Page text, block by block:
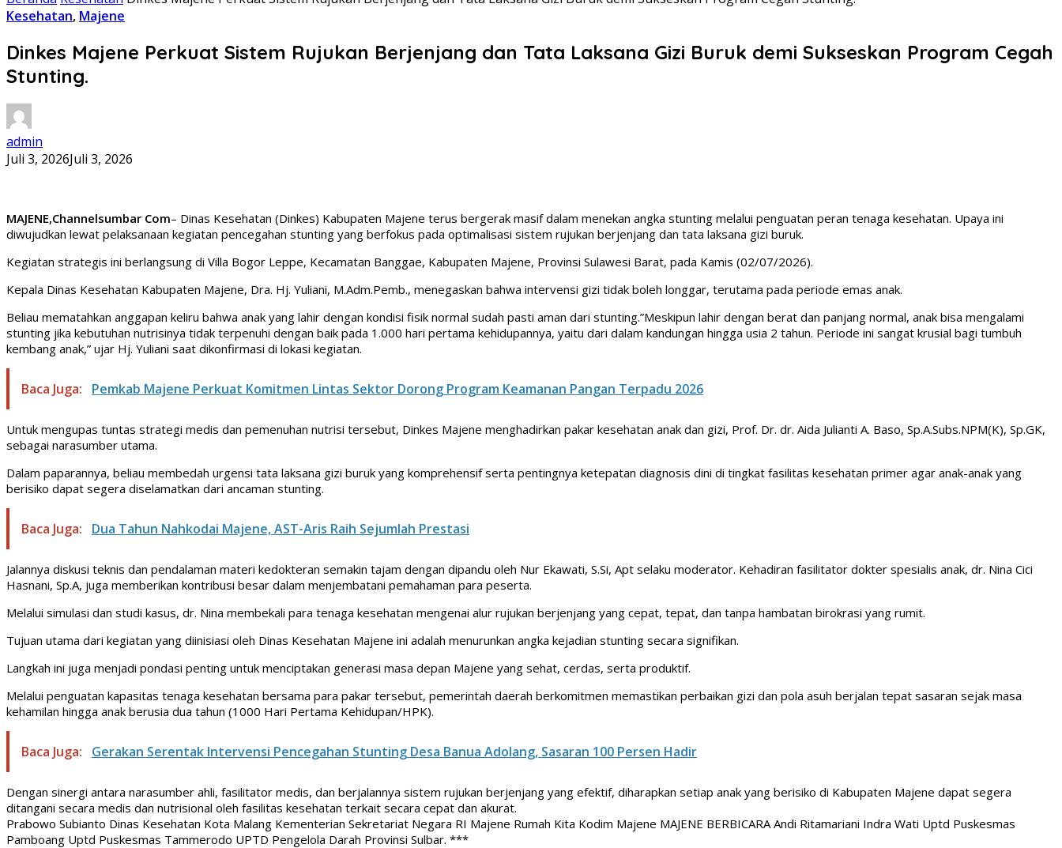
Kesehatan, Majene
Dinkes Majene Perkuat Sistem Rujukan Berjenjang dan Tata Laksana Gizi Buruk demi Sukseskan Program Cegah
Stunting.
admin
Juli 3, 2026Juli 3, 2026
MAJENE,Channelsumbar Com– Dinas Kesehatan (Dinkes) Kabupaten Majene terus bergerak masif dalam menekan angka stunting melalui penguatan peran tenaga kesehatan. Upaya ini
diwujudkan lewat pelaksanaan kegiatan pencegahan stunting yang berfokus pada optimalisasi sistem rujukan berjenjang dan tata laksana gizi buruk.
Kegiatan strategis ini berlangsung di Villa Bogor Leppe, Kecamatan Banggae, Kabupaten Majene, Provinsi Sulawesi Barat, pada Kamis (02/07/2026).
Kepala Dinas Kesehatan Kabupaten Majene, Dra. Hj. Yuliani, M.Adm.Pemb., menegaskan bahwa intervensi gizi tidak boleh longgar, terutama pada periode emas anak.
Beliau mematahkan anggapan keliru bahwa anak yang lahir dengan kondisi fisik normal sudah pasti aman dari stunting.”Meskipun lahir dengan berat dan panjang normal, anak bisa mengalami
stunting jika kebutuhan nutrisinya tidak terpenuhi dengan baik pada 1.000 hari pertama kehidupannya, yaitu dari dalam kandungan hingga usia 2 tahun. Periode ini sangat krusial bagi tumbuh
kembang anak,” ujar Hj. Yuliani saat dikonfirmasi di lokasi kegiatan.
Baca Juga: Pemkab Majene Perkuat Komitmen Lintas Sektor Dorong Program Keamanan Pangan Terpadu 2026
Untuk mengupas tuntas strategi medis dan pemenuhan nutrisi tersebut, Dinkes Majene menghadirkan pakar kesehatan anak dan gizi, Prof. Dr. dr. Aida Julianti A. Baso, Sp.A.Subs.NPM(K), Sp.GK,
sebagai narasumber utama.
Dalam paparannya, beliau membedah urgensi tata laksana gizi buruk yang komprehensif serta pentingnya ketepatan diagnosis dini di tingkat fasilitas kesehatan primer agar anak-anak yang
berisiko dapat segera diselamatkan dari ancaman stunting.
Baca Juga: Dua Tahun Nahkodai Majene, AST-Aris Raih Sejumlah Prestasi
Jalannya diskusi teknis dan pendalaman materi kedokteran semakin tajam dengan dipandu oleh Nur Ekawati, S.Si, Apt selaku moderator. Kehadiran fasilitator dokter spesialis anak, dr. Nina Cici
Hasnani, Sp.A, juga memberikan kontribusi besar dalam menjembatani pemahaman para peserta.
Melalui simulasi dan studi kasus, dr. Nina membekali para tenaga kesehatan mengenai alur rujukan berjenjang yang cepat, tepat, dan tanpa hambatan birokrasi yang rumit.
Tujuan utama dari kegiatan yang diinisiasi oleh Dinas Kesehatan Majene ini adalah menurunkan angka kejadian stunting secara signifikan.
Langkah ini juga menjadi pondasi penting untuk menciptakan generasi masa depan Majene yang sehat, cerdas, serta produktif.
Melalui penguatan kapasitas tenaga kesehatan bersama para pakar tersebut, pemerintah daerah berkomitmen memastikan perbaikan gizi dan pola asuh berjalan tepat sasaran sejak masa
kehamilan hingga anak berusia dua tahun (1000 Hari Pertama Kehidupan/HPK).
Baca Juga: Gerakan Serentak Intervensi Pencegahan Stunting Desa Banua Adolang, Sasaran 100 Persen Hadir
Dengan sinergi antara narasumber ahli, fasilitator medis, dan berjalannya sistem rujukan berjenjang yang efektif, diharapkan setiap anak yang berisiko di Kabupaten Majene dapat segera
ditangani secara medis dan nutrisional oleh fasilitas kesehatan terkait secara cepat dan akurat.
Prabowo Subianto Dinas Kesehatan Kota Malang Kementerian Sekretariat Negara RI Majene Rumah Kita Kodim Majene MAJENE BERBICARA Andi Ritamariani Indra Wati Uptd Puskesmas
Pamboang Uptd Puskesmas Tammerodo UPTD Pengelola Darah Provinsi Sulbar. ***